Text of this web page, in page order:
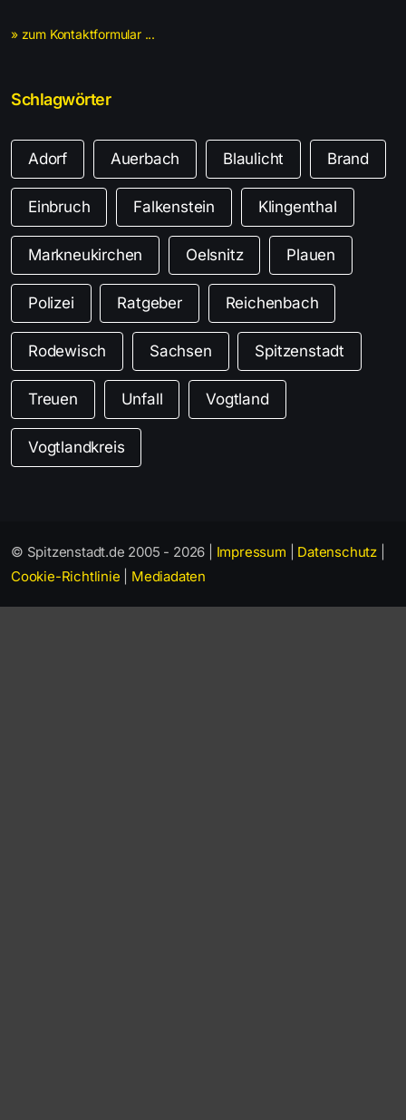
» zum Kontaktformular ...
Schlagwörter
Adorf Auerbach Blaulicht Brand
Einbruch Falkenstein Klingenthal
Markneukirchen Oelsnitz Plauen
Polizei Ratgeber Reichenbach
Rodewisch Sachsen Spitzenstadt
Treuen Unfall Vogtland
Vogtlandkreis
© Spitzenstadt.de 2005 - 2026 | Impressum Datenschutz
Cookie-Richtlinie
Mediadaten